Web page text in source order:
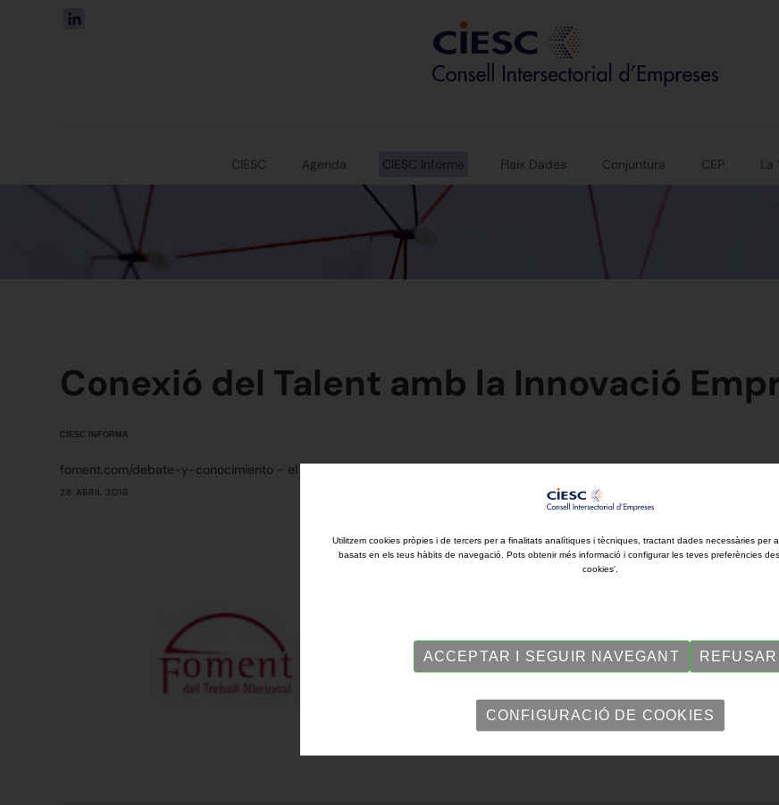
CIESC Agenda CIESC Informa Flaix Dades Conjuntura CEP La
Conexió del Talent amb la Innovació
CIESC INFORMA
foment.com/debate-y-conocimiento - el 4 de maig de 11:45 a 14:00 hores. Projecte TALENTFP
28 ABRIL 2016
Utilitzem cookies pròpies i de tercers per a finalitats analítiques i tècniques, tractant dades necessàries per
basats en els teus hàbits de navegació. Pots obtenir més informació i configurar les teves preferències
cookies'.
ACCEPTAR I SEGUIR NAVEGANT REFUSAR
CONFIGURACIÓ DE COOKIES